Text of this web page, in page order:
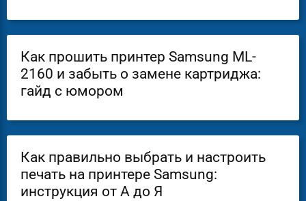
Как прошить принтер Samsung ML-
2160 и забыть о замене картриджа:
гайд с юмором
Как правильно выбрать и настроить
печать на принтере Samsung:
инструкция от А до Я